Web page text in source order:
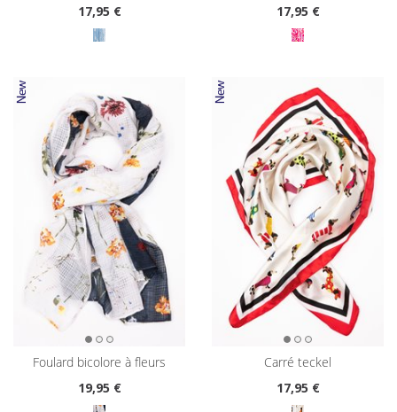
17,95 €
17,95 €
foulard bicolore à fleurs
19,95 €
carré teckel
17,95 €